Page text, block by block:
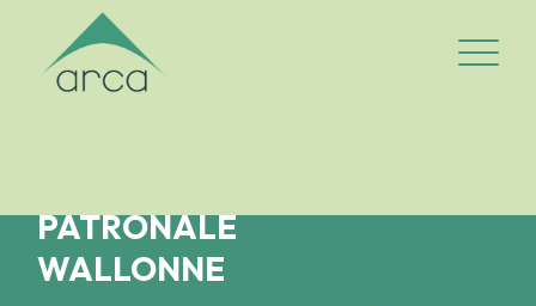
Logo Arca-asbl
Ouvrir/
PATRONALE
WALLONNE